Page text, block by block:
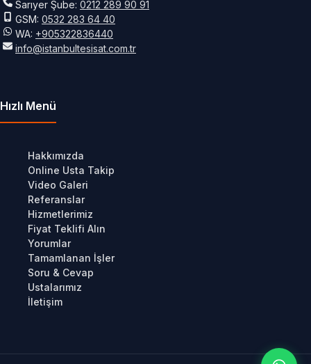
Sarıyer Şube: 0212 289 90 91
GSM: 0532 283 64 40
WA: +905322836440
info@istanbultesisat.com.tr
Hızlı Menü
Hakkımızda
Online Usta Takip
Video Galeri
Referanslar
Hizmetlerimiz
Fiyat Teklifi Alın
Yorumlar
Tamamlanan İşler
Soru & Cevap
Ustalarımız
İletişim